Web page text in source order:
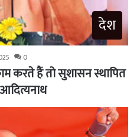
देश
0
करते हैं तो सुशासन स्थापित